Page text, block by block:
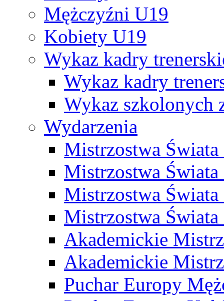
Mężczyźni U19
Kobiety U19
Wykaz kadry
Wykaz kadry
Wykaz szkolonych
Wydarzenia
Mistrzostwa
Mistrzostwa
Mistrzostwa
Mistrzostwa
Akademickie
Akademickie
Puchar Europy